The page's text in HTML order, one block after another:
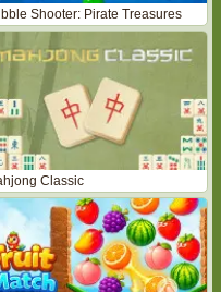
Shooter: Pirate Treasures
Classic